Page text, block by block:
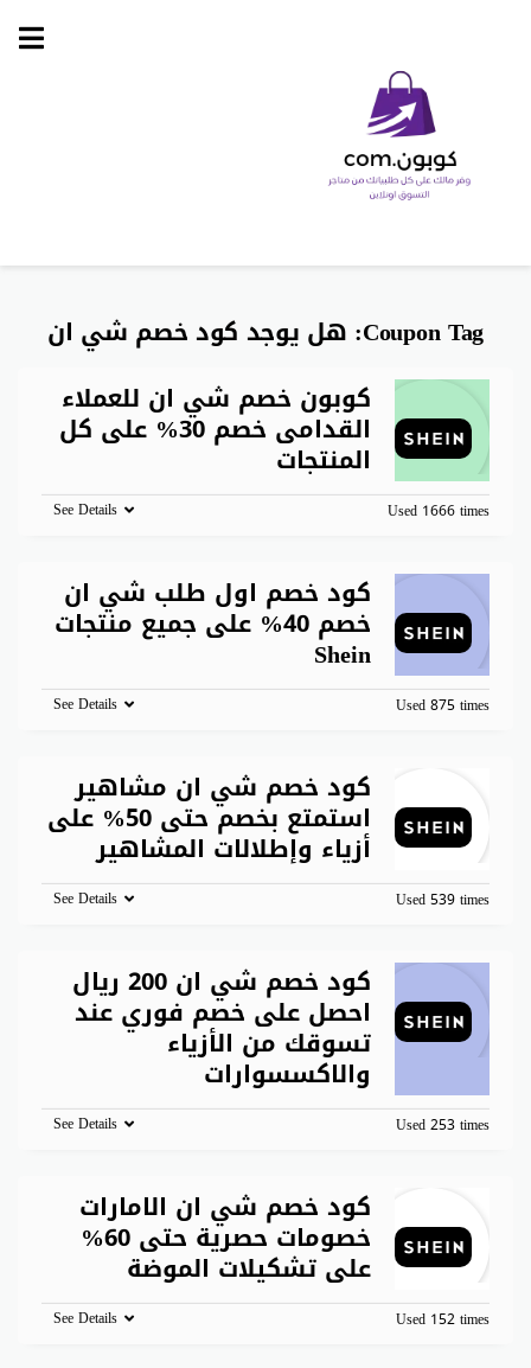
Skip
Coupon Tag: هل يوجد كود خصم شي ان
كوبون خصم شي ان للعملاء
القدامى خصم 30% على كل
المنتجات
Used 1666 times
See Details
كود خصم اول طلب شي ان
خصم 40% على جميع منتجات
Shein
Used 875 times
See Details
كود خصم شي ان مشاهير
استمتع بخصم حتى 50% على
أزياء وإطلالات المشاهير
Used 539 times
See Details
كود خصم شي ان 200 ريال
احصل على خصم فوري عند
تسوقك من الأزياء
والاكسسوارات
Used 253 times
See Details
كود خصم شي ان الامارات
خصومات حصرية حتى 60%
على تشكيلات الموضة
Used 152 times
See Details